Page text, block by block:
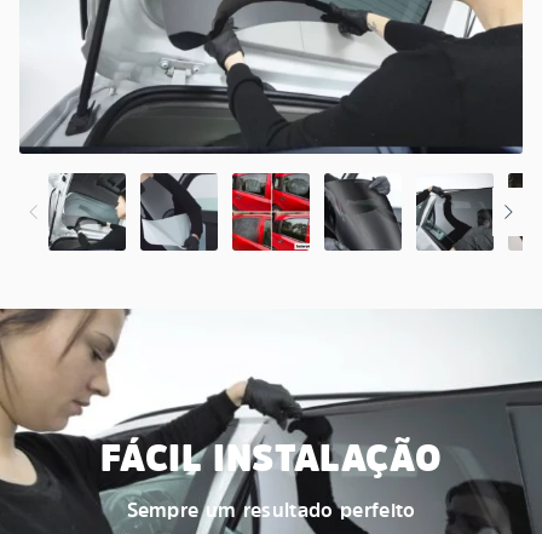
FÁCIL INSTALAÇÃO
Sempre um resultado perfeito